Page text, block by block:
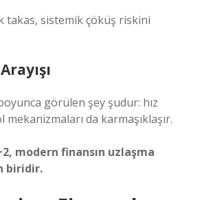
takas, sistemik çöküş riskini
görülen şey şudur: hız
da karmaşıklaşır.
modern finansın uzlaşma
biridir.